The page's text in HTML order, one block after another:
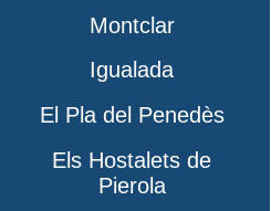
Montclar
Igualada
El Pla del Penedès
Els Hostalets de
Pierola